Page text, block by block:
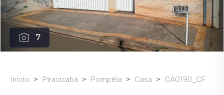
7
Início Piracicaba Pompéia Casa CA0190_CF